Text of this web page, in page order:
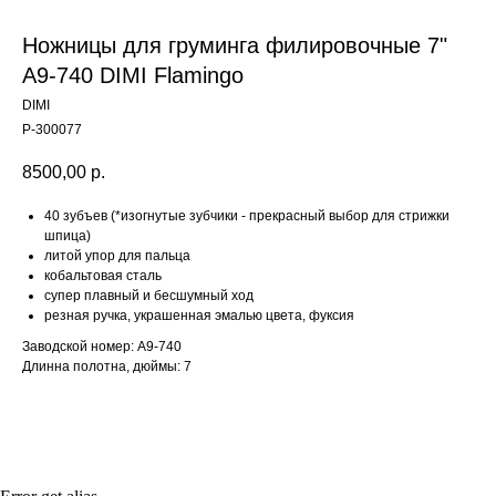
Ножницы для груминга филировочные 7"
A9-740 DIMI Flamingo
DIMI
Р-300077
8500,00 р.
40 зубъев (*изогнутые зубчики - прекрасный выбор для стрижки
шпица)
литой упор для пальца
кобальтовая сталь
супер плавный и бесшумный ход
резная ручка, украшенная эмалью цвета, фуксия
Заводской номер: A9-740
Длинна полотна, дюймы: 7
ARCHIBALD-SHOP.RU
Content Oriented Web
Make great presentations, longreads, and landing pages, as well as photo